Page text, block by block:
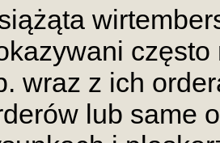
wraz z ich
lub same